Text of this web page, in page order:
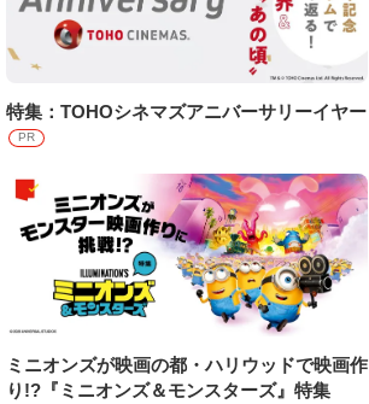
特集：TOHOシネマズアニバーサリーイヤー
PR
ミニオンズが映画の都・ハリウッドで映画作
り!?『ミニオンズ＆モンスターズ』特集